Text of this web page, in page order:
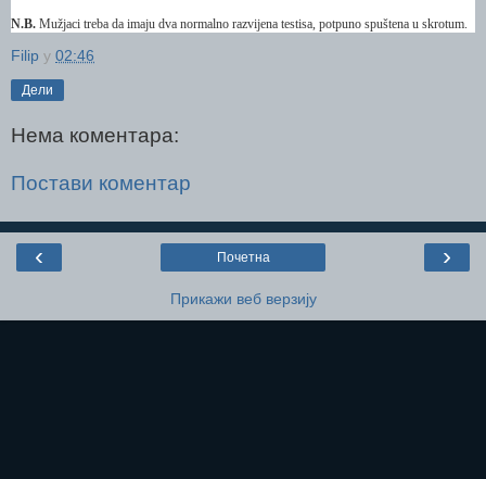
N.B. Mužjaci treba da imaju dva normalno razvijena testisa, potpuno spuštena u skrotum.
Filip у 02:46
Дели
Нема коментара:
Постави коментар
‹ ›
Почетна
Прикажи веб верзију